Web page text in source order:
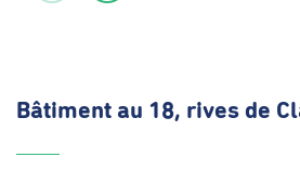
Bâtiment au 18, rives de